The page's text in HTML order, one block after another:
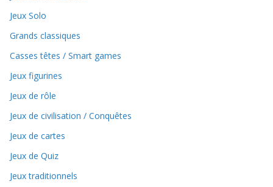
Jeux Solo
Grands classiques
Casses têtes / Smart games
Jeux figurines
Jeux de rôle
Jeux de civilisation / Conquêtes
Jeux de cartes
Jeux de Quiz
Jeux traditionnels